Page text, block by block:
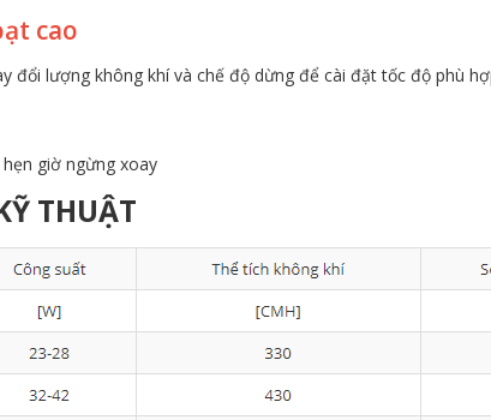
cao
đổi lượng không khí và chế độ dừng để cài đặt tốc độ phù
giờ ngừng xoay
THUẬT